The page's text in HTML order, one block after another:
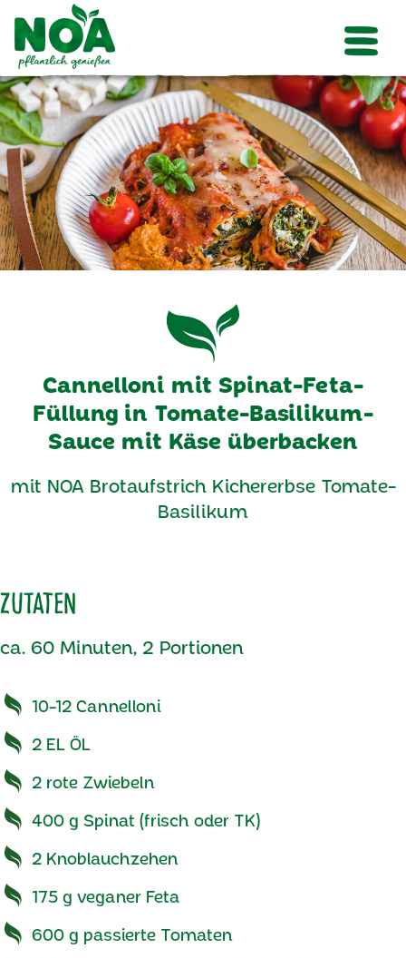
Cannelloni mit Spinat-Feta-
Füllung in Tomate-Basilikum-
Sauce mit Käse überbacken
mit NOA Brotaufstrich Kichererbse Tomate-
Basilikum
Zutaten
ca. 60 Minuten, 2 Portionen
10-12 Cannelloni
2 EL ÖL
2 rote Zwiebeln
400 g Spinat (frisch oder TK)
2 Knoblauchzehen
175 g veganer Feta
600 g passierte Tomaten